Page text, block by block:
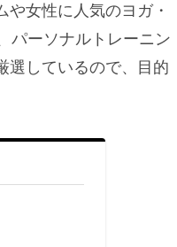
女性に人気のヨガ・
パーソナルトレーニン
選しているので、目的